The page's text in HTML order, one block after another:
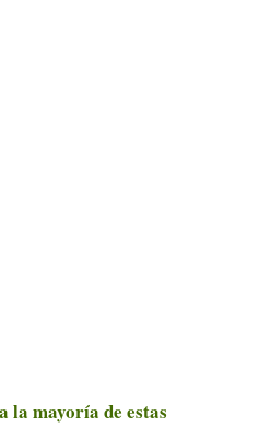
la mayoría de estas